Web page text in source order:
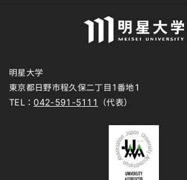
明星大学
東京都日野市程久保二丁目1番地1
TEL： 042-591-5111 （代表）